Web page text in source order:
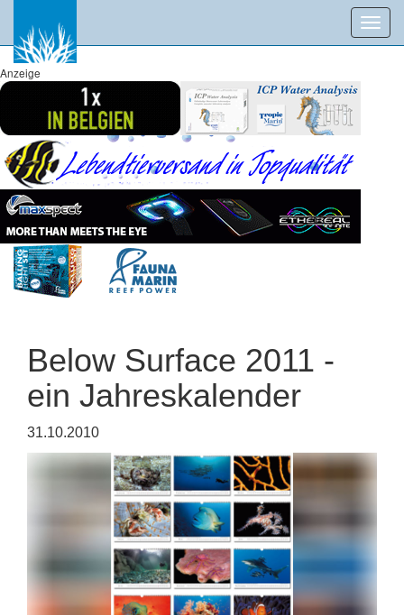
Anzeige
Below Surface 2011 -
ein Jahreskalender
31.10.2010